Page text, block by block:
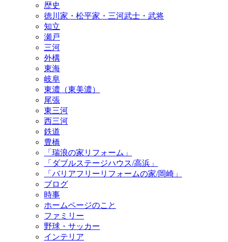
歴史
徳川家・松平家・三河武士・武将
知立
瀬戸
三河
外構
東海
岐阜
東濃（東美濃）
尾張
東三河
西三河
鉄道
豊橋
「瑞浪の家リフォーム」
「ダブルステージハウス/高浜」
「バリアフリーリフォームの家/岡崎」
ブログ
時事
ホームページのこと
ファミリー
野球・サッカー
インテリア